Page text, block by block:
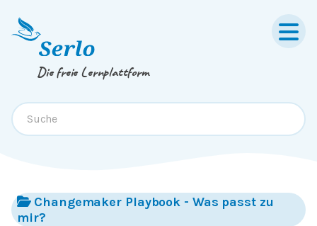
Springe zum
Die freie Lernplattform
Changemaker Playbook - Was passt zu
mir?